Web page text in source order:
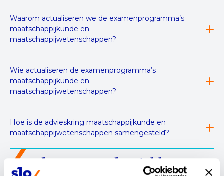
Waarom actualiseren we de examenprogramma’s
maatschappijkunde en
maatschappijwetenschappen?
Wie actualiseren de examenprogramma’s
maatschappijkunde en
maatschappijwetenschappen?
Hoe is de advieskring maatschappijkunde en
maatschappijwetenschappen samengesteld?
algemene veelgestelde vragen